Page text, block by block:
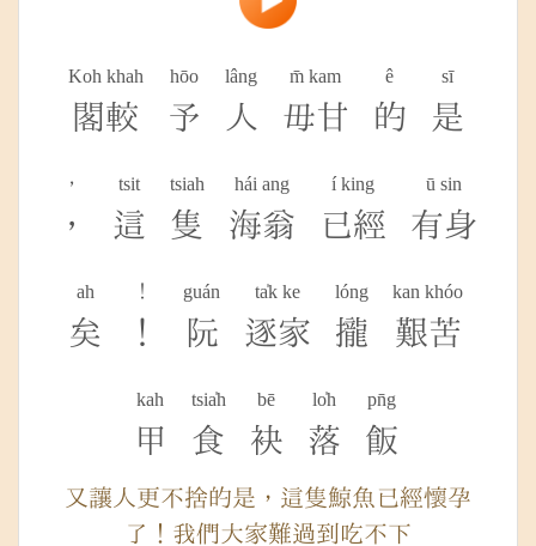
Koh khah
閣較
hōo
予
lâng
人
m̄ kam
毋甘
ê
的
sī
是
，
，
tsit
這
tsiah
隻
hái ang
海翁
í king
已經
ū sin
有身
ah
矣
！
！
guán
阮
ta̍k ke
逐家
lóng
攏
kan khóo
艱苦
kah
甲
tsia̍h
食
bē
袂
lo̍h
落
pn̄g
飯
又讓人更不捨的是，這隻鯨魚已經懷孕
了！我們大家難過到吃不下